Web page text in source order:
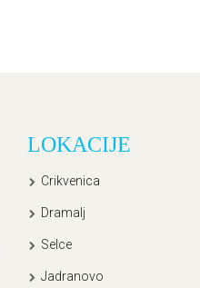
LOKACIJE
Crikvenica
Dramalj
Selce
Jadranovo